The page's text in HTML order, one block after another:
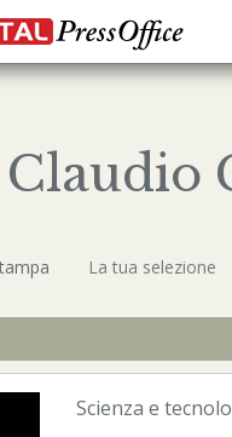
La tua selezione
Scienza e